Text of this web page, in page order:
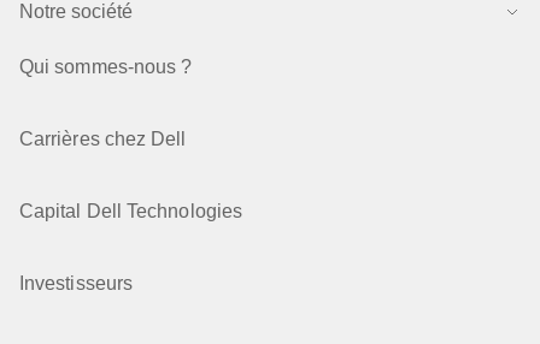
Notre société
Qui sommes-nous ?
Carrières chez Dell
Capital Dell Technologies
Investisseurs